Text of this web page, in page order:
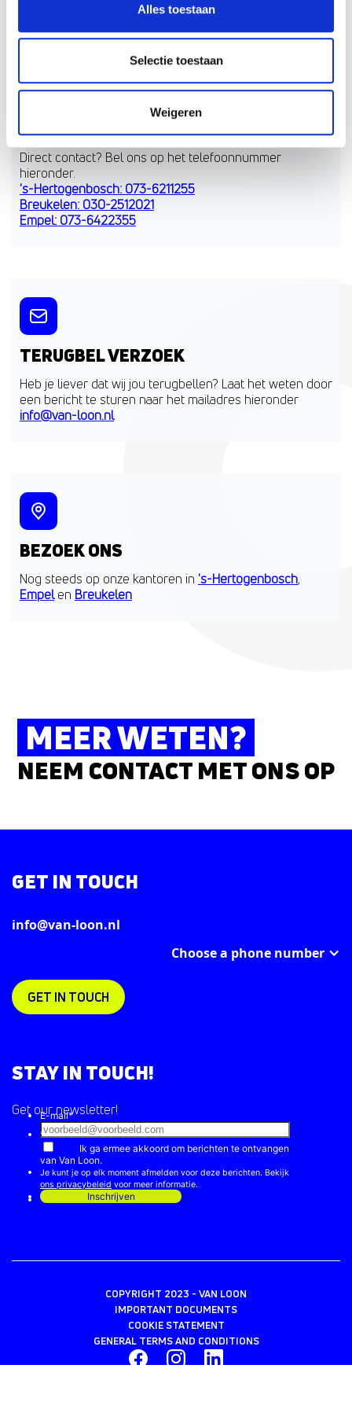
Alles toestaan
Selectie toestaan
Weigeren
BEKIJK ONZE ANDERE VESTIGINGEN
BEL DIRECT
Direct contact? Bel ons op het telefoonnummer
hieronder.
's-Hertogenbosch: 073-6211255
Breukelen: 030-2512021
Empel: 073-6422355
TERUGBEL VERZOEK
Heb je liever dat wij jou terugbellen? Laat het weten door
een bericht te sturen naar het mailadres hieronder
info@van-loon.nl
BEZOEK ONS
Nog steeds op onze kantoren in 's-Hertogenbosch,
Empelen Breukelen
MEER WETEN?
NEEM CONTACT MET ONS OP
STAY IN TOUCH!
Get our newsletter!
GET IN TOUCH
info@van-loon.nl
Choose a phone number
GET IN TOUCH
COPYRIGHT 2023 - VAN LOON
IMPORTANT DOCUMENTS
COOKIE STATEMENT
GENERAL TERMS AND CONDITIONS